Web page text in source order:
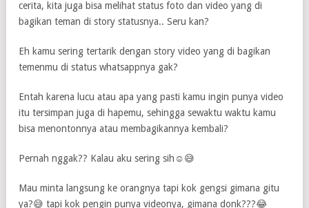
cerita, kita juga bisa melihat status foto dan video yang di
bagikan teman di story statusnya.. Seru kan?
Eh kamu sering tertarik dengan story video yang di bagikan
temenmu di status whatsappnya gak?
Entah karena lucu atau apa yang pasti kamu ingin punya video
itu tersimpan juga di hapemu, sehingga sewaktu waktu kamu
bisa menontonnya atau membagikannya kembali?
Pernah nggak?? Kalau aku sering sih☺😅
Mau minta langsung ke orangnya tapi kok gengsi gimana gitu
ya?😅 tapi kok pengin punya videonya, gimana donk???😂